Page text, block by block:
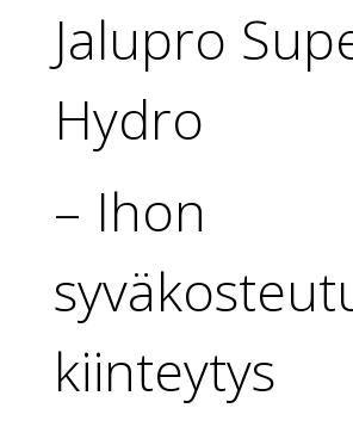
Jalupro
Hydro
– Ihon
kiinteytys